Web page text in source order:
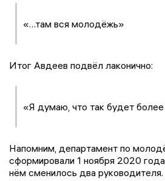
«…там вся молодёжь»
Итог Авдеев подвёл лаконично:
«Я думаю, что так будет
Напомним, департамент по
сформировали 1 ноября 2020
нём сменилось два